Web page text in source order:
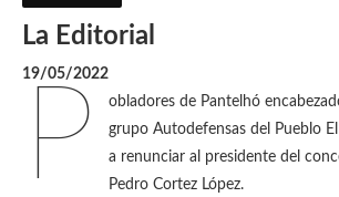
La Editorial
19/05/2022
P
obladores de Pantelhó
grupo Autodefensas del Pueblo
a renunciar al presidente del
Pedro Cortez López.